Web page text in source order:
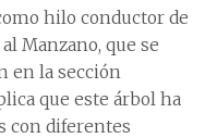
hilo conductor de
Manzano, que se
en la sección
que este árbol ha
con diferentes